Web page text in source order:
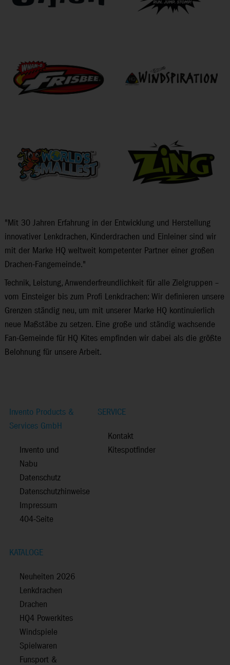
"Mit 30 Jahren Erfahrung in der Entwicklung und Herstellung
innovativer Lenkdrachen, Kinderdrachen und Einleiner sind wir
mit der Marke HQ weltweit kompetenter Partner einer großen
Drachen-Fan­gemeinde."
Technik, Leistung, Anwenderfreundlichkeit für alle Zielgruppen –
vom Einsteiger bis zum Profi Lenkdrachen: Wir definieren unsere
Grenzen ständig neu, um mit unserer Marke HQ kontinuierlich
neue Maßstäbe zu setzen. Eine große und ständig wachsende
Fan-Gemeinde für HQ Kites empfinden wir dabei als die größte
Belohnung für unsere Arbeit.
Invento Products &
Services GmbH
Invento und
Nabu
Datenschutz
Datenschutzhinweise
Impressum
404-Seite
SERVICE
Kontakt
Kitespotfinder
KATALOGE
Neuheiten 2026
Lenkdrachen
Drachen
HQ4 Powerkites
Windspiele
Spielwaren
Funsport &